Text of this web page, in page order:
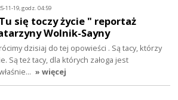
11-19, godz. 04:59
się toczy życie " reportaż
Wolnik-Sayny
dzisiaj do tej opowieści . Są tacy, którzy
Są też tacy, dla których załoga jest
» więcej